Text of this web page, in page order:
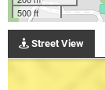
500 ft
Street View